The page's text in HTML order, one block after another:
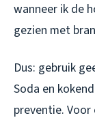
wanneer ik de
gezien met
Dus: gebruik
Soda en
preventie.